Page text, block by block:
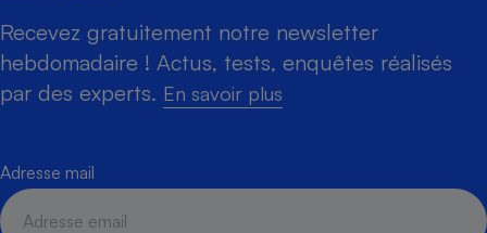
Recevez gratuitement notre newsletter
hebdomadaire ! Actus, tests, enquêtes réalisés
par des experts. En savoir plus
Adresse mail